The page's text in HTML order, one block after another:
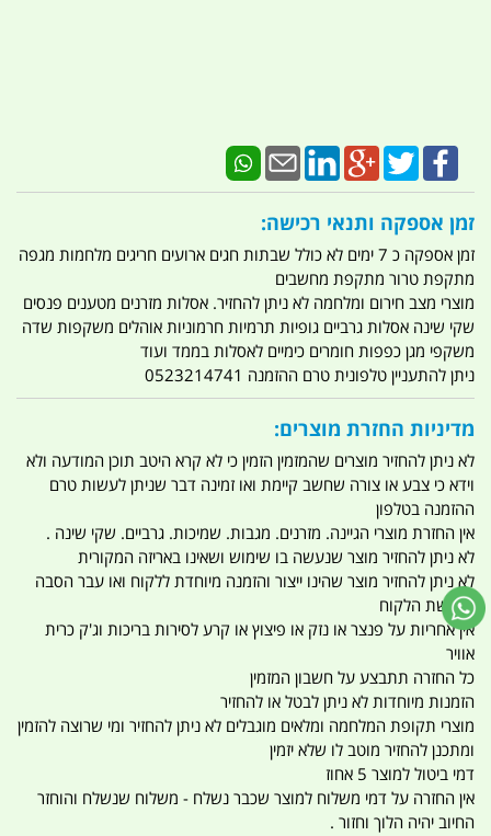
זמן אספקה ותנאי רכישה:
זמן אספקה כ 7 ימים לא כולל שבתות חגים ארועים חריגים מלחמות מגפה
מתקפת טרור מתקפת מחשבים
מוצרי מצב חירום ומלחמה לא ניתן להחזיר. אסלות מזרנים מטענים פנסים
שקי שינה אסלות גרביים גופיות תרמיות חרמוניות אוהלים משקפות שדה
משקפי מגן כפפות חומרים כימיים לאסלות בממד ועוד
ניתן להתעניין טלפונית טרם ההזמנה 0523214741
מדיניות החזרת מוצרים:
לא ניתן להחזיר מוצרים שהמזמין הזמין כי לא קרא היטב תוכן המודעה ולא
וידא כי צבע או צורה שחשב קיימת ואו זמינה דבר שניתן לעשות טרם
ההזמנה בטלפון
אין החזרת מוצרי הגיינה. מזרנים. מגבות. שמיכות. גרביים. שקי שינה .
לא ניתן להחזיר מוצר שנעשה בו שימוש ושאינו באריזה המקורית
לא ניתן להחזיר מוצר שהינו ייצור והזמנה מיוחדת ללקוח ואו עבר הסבה
לבקשת הלקוח
אין אחריות על פנצר או נזק או פיצוץ או קרע לסירות בריכות וג'ק כרית
אוויר
כל החזרה תתבצע על חשבון המזמין
הזמנות מיוחדות לא ניתן לבטל או להחזיר
מוצרי תקופת המלחמה ומלאים מוגבלים לא ניתן להחזיר ומי שרוצה להזמין
ומתכנן להחזיר מוטב לו שלא יזמין
דמי ביטול למוצר 5 אחוז
אין החזרה על דמי משלוח למוצר שכבר נשלח - משלוח שנשלח והוחזר
החיוב יהיה הלוך וחזור .